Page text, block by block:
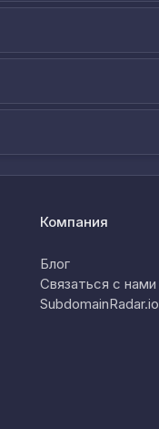
Компания
Блог
Связаться с нами
SubdomainRadar.io